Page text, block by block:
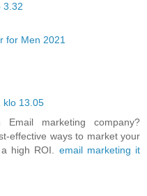
3.32
for Men 2021
klo 13.05
marketing company?
effective ways to market your
high ROI. email marketing it